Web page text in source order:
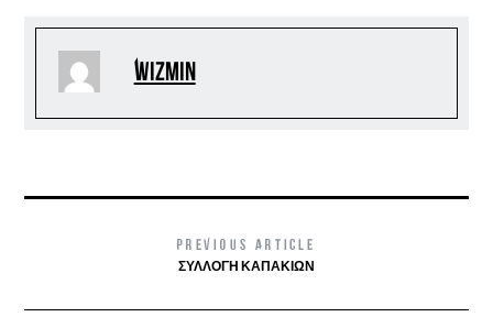
wizmin
PREVIOUS ARTICLE
ΣΥΛΛΟΓΉ ΚΑΠΑΚΙΏΝ